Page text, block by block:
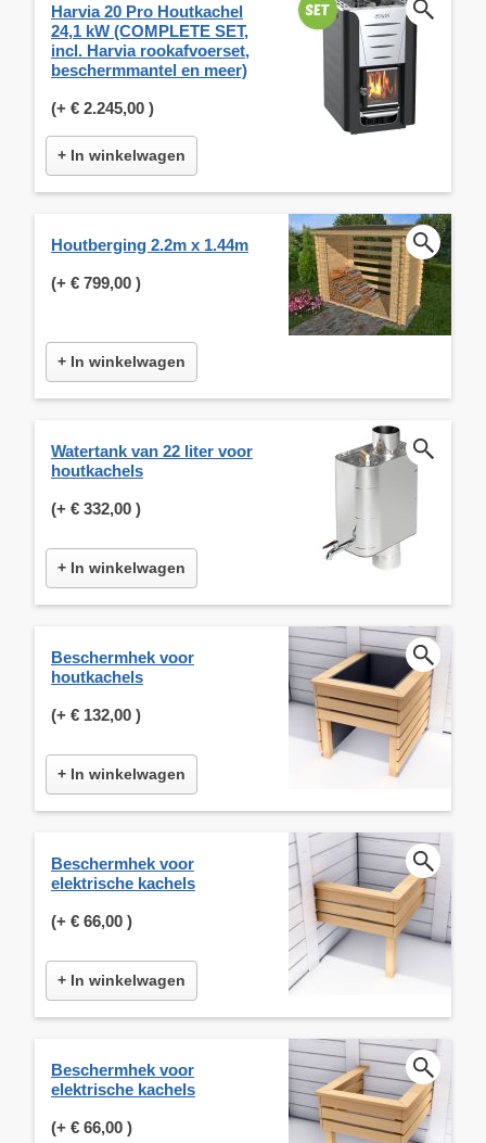
Harvia 20 Pro Houtkachel
24,1 kW (COMPLETE SET,
incl. Harvia rookafvoerset,
beschermmantel en meer)
(+ € 2.245,00 )
+ In winkelwagen
Houtberging 2.2m x 1.44m
(+ € 799,00 )
+ In winkelwagen
Watertank van 22 liter voor
houtkachels
(+ € 332,00 )
+ In winkelwagen
Beschermhek voor
houtkachels
(+ € 132,00 )
+ In winkelwagen
Beschermhek voor
elektrische kachels
(+ € 66,00 )
+ In winkelwagen
Beschermhek voor
elektrische kachels
(+ € 66,00 )